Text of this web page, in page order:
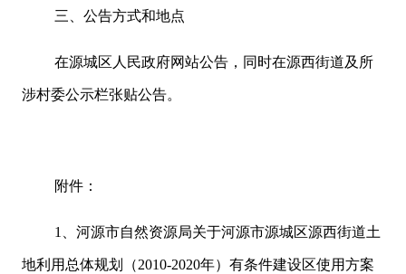
三、公告方式和地点
在源城区人民政府网站公告，同时在源西街道及所
涉村委公示栏张贴公告。
附件：
1、河源市自然资源局关于河源市源城区源西街道土
地利用总体规划（2010-2020年）有条件建设区使用方案